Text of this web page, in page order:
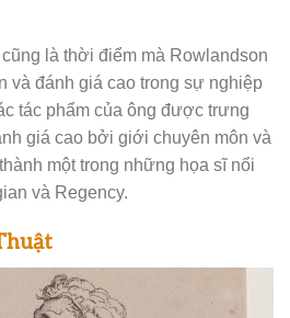
là thời điểm mà Rowlandson
và đánh giá cao trong sự nghiệp
tác phẩm của ông được trưng
giá cao bởi giới chuyên môn và
một trong những họa sĩ nổi
và Regency.